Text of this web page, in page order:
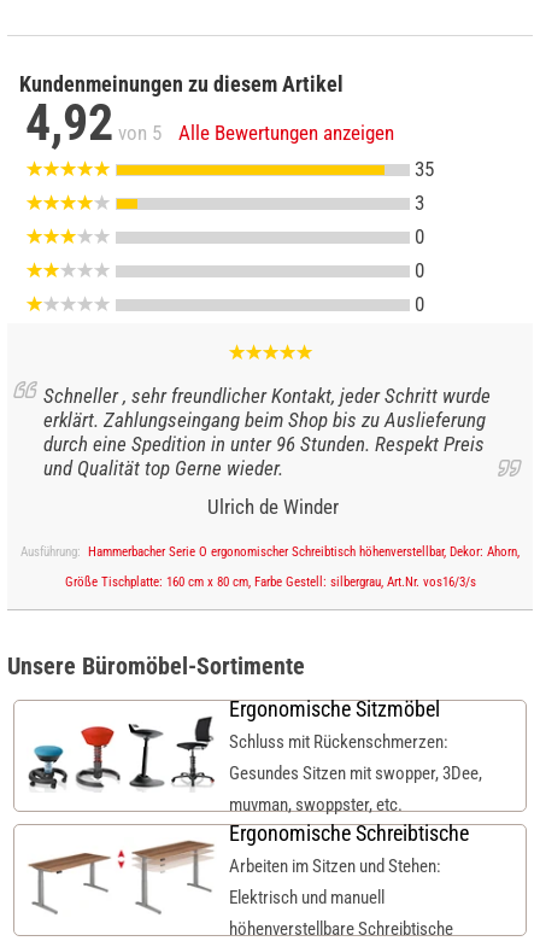
Kundenmeinungen zu diesem Artikel
4,92 von 5
Alle Bewertungen anzeigen
35
3
0
0
0
Schneller , sehr freundlicher Kontakt, jeder Schritt wurde
erklärt. Zahlungseingang beim Shop bis zu Auslieferung
durch eine Spedition in unter 96 Stunden. Respekt Preis
und Qualität top Gerne wieder.
Ulrich de Winder
Ausführung:
Hammerbacher Serie O ergonomischer Schreibtisch höhenverstellbar, Dekor: Ahorn,
Größe Tischplatte: 160 cm x 80 cm, Farbe Gestell: silbergrau, Art.Nr. vos16/3/s
Unsere Büromöbel-Sortimente
Ergonomische Sitzmöbel
Schluss mit Rückenschmerzen:
Gesundes Sitzen mit swopper, 3Dee,
muvman, swoppster, etc.
Ergonomische Schreibtische
Arbeiten im Sitzen und Stehen:
Elektrisch und manuell
höhenverstellbare Schreibtische